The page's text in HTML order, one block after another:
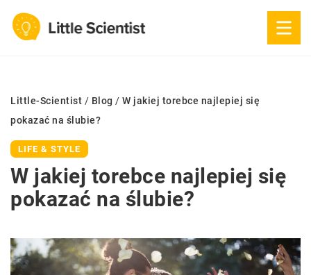
Little-Scientist / Blog / W jakiej torebce najlepiej się
pokazać na ślubie?
LIFE & STYLE
W jakiej torebce najlepiej się
pokazać na ślubie?